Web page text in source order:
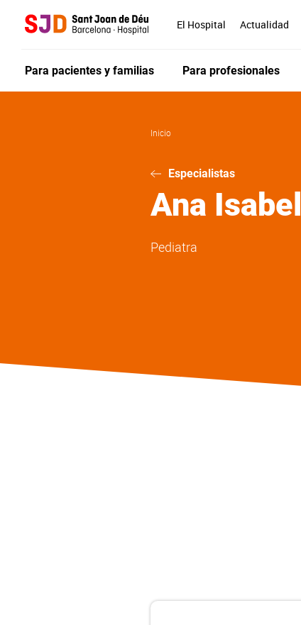
El Hospital Actualidad
Para pacientes y familias Para profesionales
Inicio
Especialistas
Ana Isabel
Pediatra